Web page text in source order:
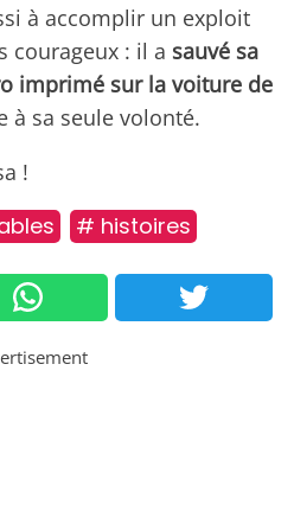
à accomplir un exploit
courageux : il a sauvé sa
imprimé sur la voiture de
à sa seule volonté.
!
# histoires